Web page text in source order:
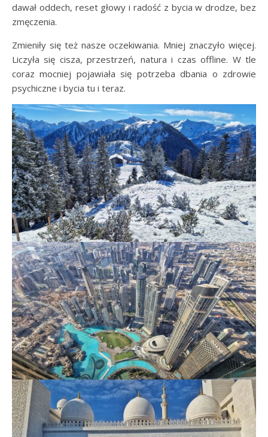
dawał oddech, reset głowy i radość z bycia w drodze, bez
zmęczenia.
Zmieniły się też nasze oczekiwania. Mniej znaczyło więcej.
Liczyła się cisza, przestrzeń, natura i czas offline. W tle
coraz mocniej pojawiała się potrzeba dbania o zdrowie
psychiczne i bycia tu i teraz.